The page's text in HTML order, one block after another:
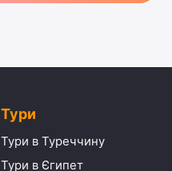
Тури
Тури в Туреччину
Тури в Єгипет